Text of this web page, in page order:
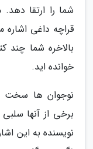
شما را ارتقا
قراچه داغی
بالاخره شما چند
خوانده اید.
برخی از آنها
نویسنده به این